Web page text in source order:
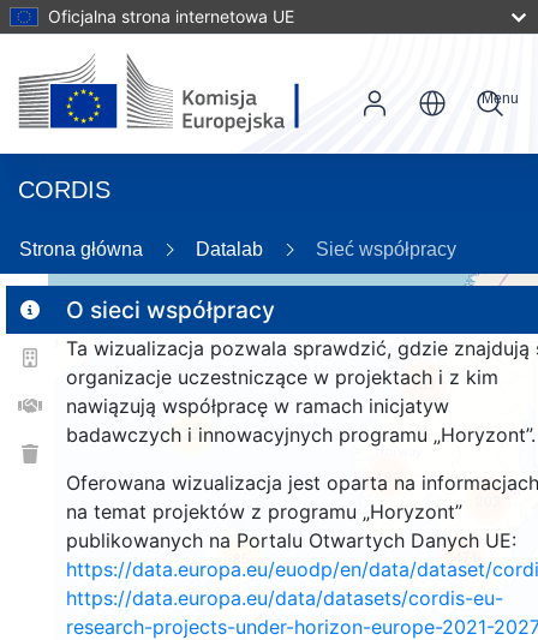
Oficjalna strona internetowa UE
CORDIS
Menu
Strona główna Datalab Sieć współpracy
O sieci współpracy
Ta wizualizacja pozwala sprawdzić, gdzie znajdują
organizacje uczestniczące w projektach i z kim
nawiązują współpracę w ramach inicjatyw
badawczych i innowacyjnych programu „Horyzont”.
Oferowana wizualizacja jest oparta na informacjach
na temat projektów z programu „Horyzont”
publikowanych na Portalu Otwartych Danych UE:
https://data.europa.eu/euodp/en/data/dataset/
https://data.europa.eu/data/datasets/cordis-eu-
research-projects-under-horizon-europe-2021-2027
190
189
3471
25